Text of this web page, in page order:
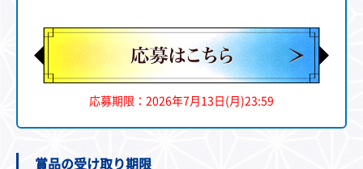
応募期限：2026年7月13日(月)23:59
賞品の受け取り期限